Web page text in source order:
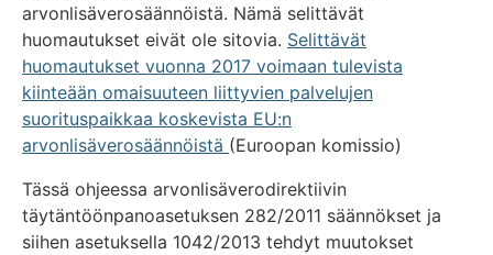
arvonlisäverosäännöistä. Nämä selittävät
huomautukset eivät ole sitovia. Selittävät
huomautukset vuonna 2017 voimaan tulevista
kiinteään omaisuuteen liittyvien palvelujen
suorituspaikkaa koskevista EU:n
arvonlisäverosäännöistä (Euroopan komissio)
Tässä ohjeessa arvonlisäverodirektiivin
täytäntöönpanoasetuksen 282/2011 säännökset ja
siihen asetuksella 1042/2013 tehdyt muutokset